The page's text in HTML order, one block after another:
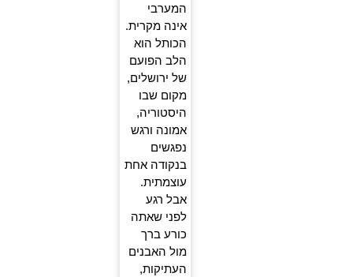
המערבי
אינה מקרית.
הכותל הוא
הלב הפועם
של ירושלים,
מקום שבו
היסטוריה,
אמונה ורגש
נפגשים
בנקודה אחת
עוצמתית.
אבל רגע
לפני שאתה
כורע ברך
מול האבנים
העתיקות,